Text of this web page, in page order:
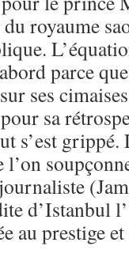
royaume
parce
ses
sa
s’est
d’Istanbul
au prestige